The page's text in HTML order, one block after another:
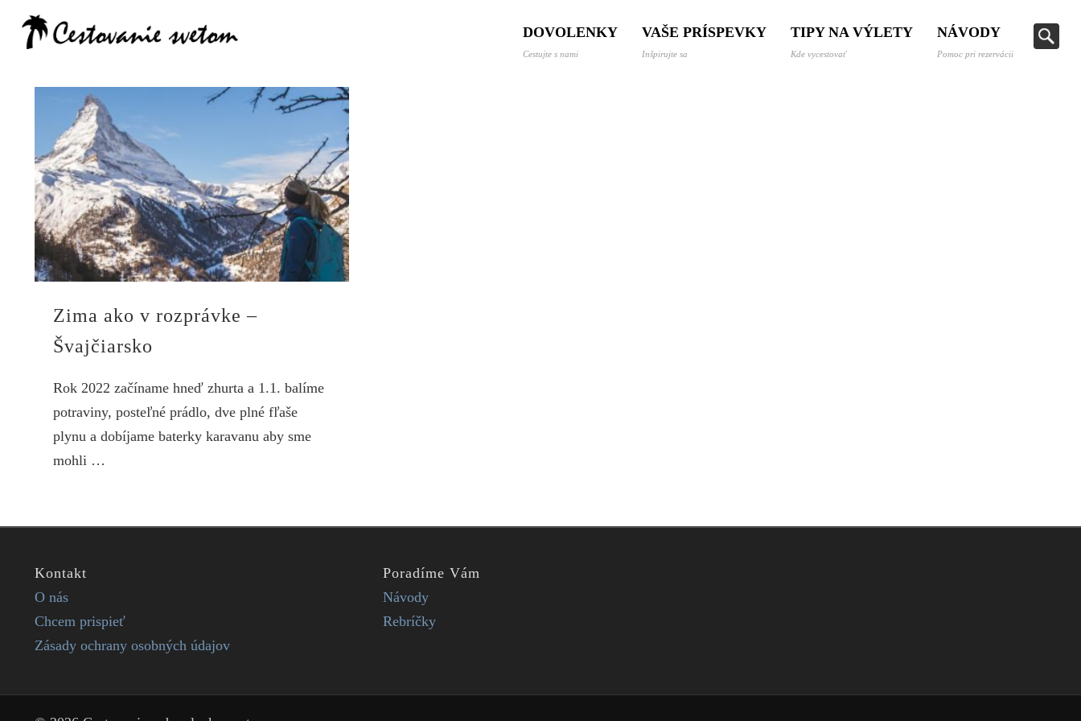
DOVOLENKY
Cestujte s nami
VAŠE PRÍSPEVKY
Inšpirujte sa
TIPY NA VÝLETY
Kde vycestovať
NÁVODY
Pomoc pri rezervácii
Zima ako v rozprávke –
Švajčiarsko
Rok 2022 začíname hneď zhurta a 1.1. balíme
potraviny, posteľné prádlo, dve plné fľaše
plynu a dobíjame baterky karavanu aby sme
mohli …
Kontakt
O nás
Chcem prispieť
Zásady ochrany osobných údajov
Poradíme Vám
Návody
Rebríčky